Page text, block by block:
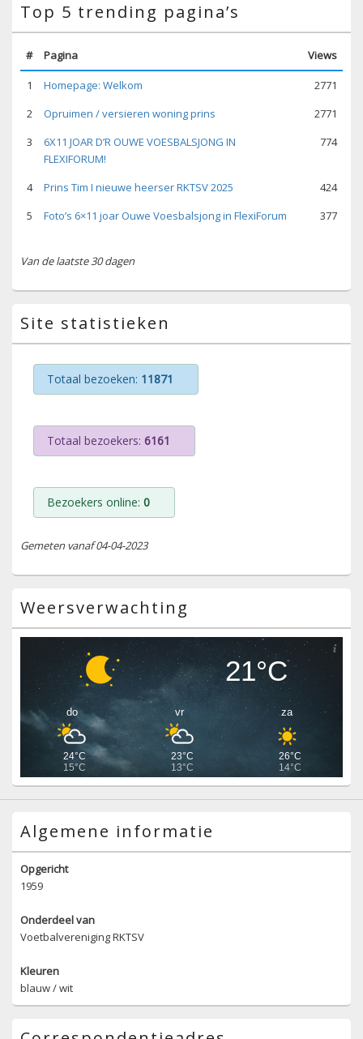
Top 5 trending pagina’s
# Pagina Views
1 Homepage: Welkom
2771
2
Opruimen / versieren woning prins
2771
3
6X11 JOAR D’R OUWE VOESBALSJONG IN
FLEXIFORUM!
774
4 Prins Tim I nieuwe heerser RKTSV 2025
424
5
Foto’s 6×11 joar Ouwe Voesbalsjong in FlexiForum 377
Van de laatste 30 dagen
Site statistieken
Totaal bezoeken: 11871
Totaal bezoekers: 6161
Bezoekers online: 0
Gemeten vanaf 04-04-2023
Weersverwachting
21°C
do
24°C
15°C
vr
23°C
13°C
za
26°C
14°C
Algemene informatie
Opgericht
1959
Onderdeel van
Voetbalvereniging RKTSV
Kleuren
blauw / wit